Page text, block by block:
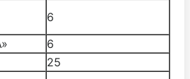
6
6
25